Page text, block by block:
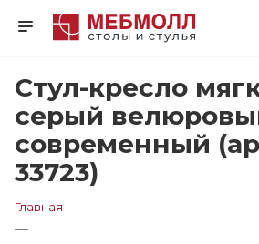
Стул-кресло
серый
современный
33723)
Главная
—